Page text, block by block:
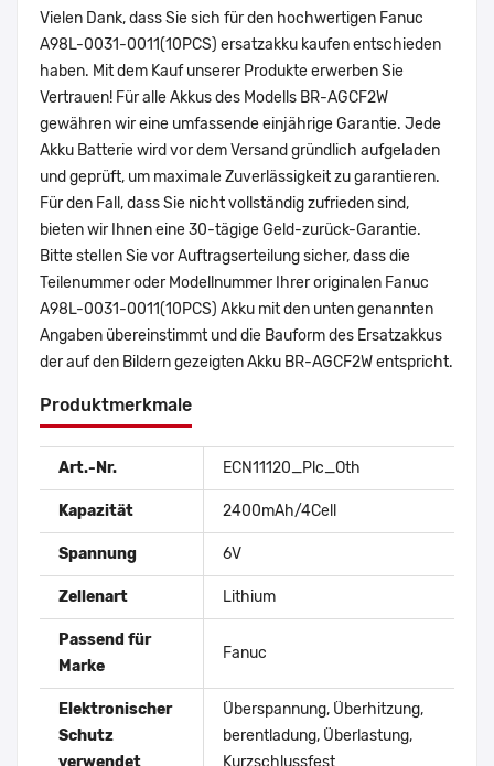
Vielen Dank, dass Sie sich für den hochwertigen Fanuc
A98L-0031-0011(10PCS) ersatzakku kaufen entschieden
haben. Mit dem Kauf unserer Produkte erwerben Sie
Vertrauen! Für alle Akkus des Modells BR-AGCF2W
gewähren wir eine umfassende einjährige Garantie. Jede
Akku Batterie wird vor dem Versand gründlich aufgeladen
und geprüft, um maximale Zuverlässigkeit zu garantieren.
Für den Fall, dass Sie nicht vollständig zufrieden sind,
bieten wir Ihnen eine 30-tägige Geld-zurück-Garantie.
Bitte stellen Sie vor Auftragserteilung sicher, dass die
Teilenummer oder Modellnummer Ihrer originalen Fanuc
A98L-0031-0011(10PCS) Akku mit den unten genannten
Angaben übereinstimmt und die Bauform des Ersatzakkus
der auf den Bildern gezeigten Akku BR-AGCF2W entspricht.
Produktmerkmale
Art.-Nr. ECN11120_Plc_Oth
Kapazität 2400mAh/4Cell
Spannung 6V
Zellenart Lithium
Passend für
Marke
Fanuc
Elektronischer
Schutz
Überspannung, Überhitzung,
berentladung, Überlastung,